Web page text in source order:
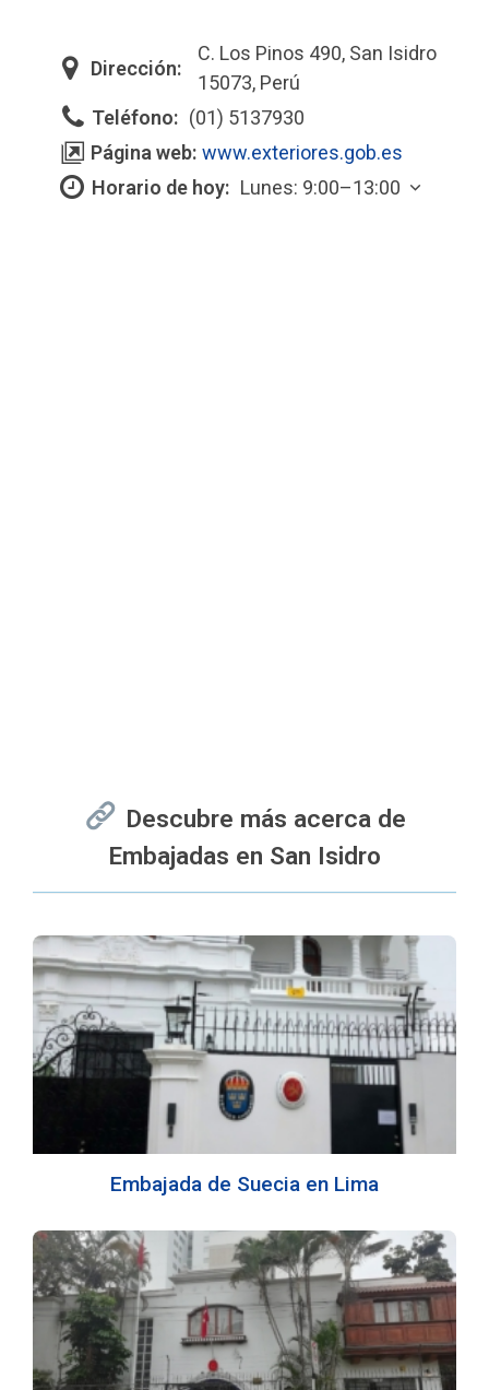
Dirección:
C. Los Pinos 490, San Isidro
15073, Perú
Teléfono: (01) 5137930
Página web: www.exteriores.gob.es
Horario de hoy: Lunes: 9:00–13:00
Descubre más acerca de
Embajadas en San Isidro
Embajada de Suecia en Lima